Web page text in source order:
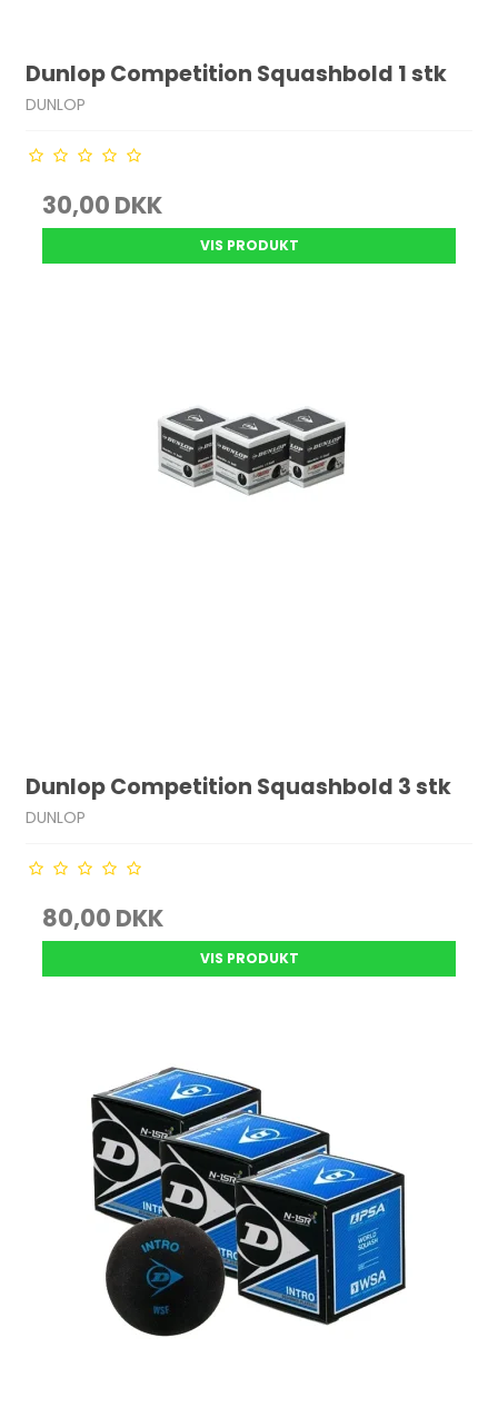
Dunlop Competition Squashbold 1 stk
DUNLOP
30,00 DKK
VIS PRODUKT
Dunlop Competition Squashbold 3 stk
DUNLOP
80,00 DKK
VIS PRODUKT